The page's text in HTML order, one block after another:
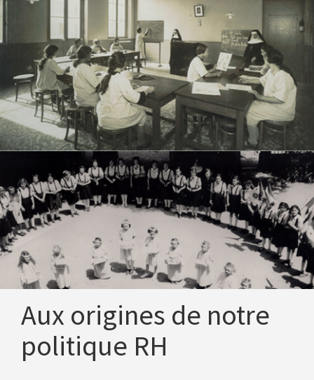
Aux origines de notre
politique RH